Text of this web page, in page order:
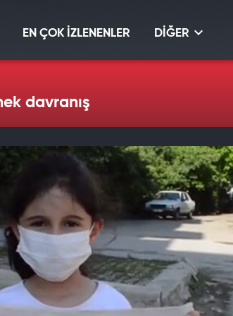
EN ÇOK İZLENENLER DİĞER
davranış